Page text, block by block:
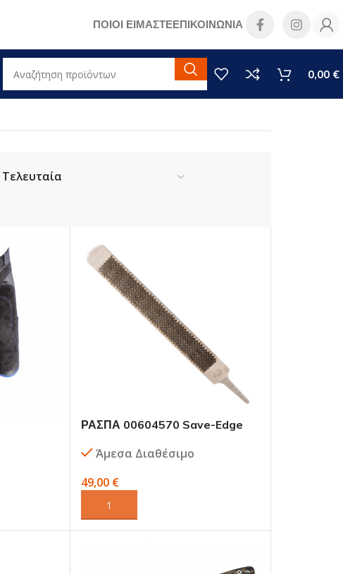
ΠΟΙΟΙ ΕΙΜΑΣΤΕΕΠΙΚΟΙΝΩΝΙΑ
0,00 €
ΡΑΣΠΑ 00604570 Save-Edge
Άμεσα Διαθέσιμο
49,00 €
ΠΡΟΣΘΉΚΗ ΣΤΟ ΚΑΛΆΘΙ